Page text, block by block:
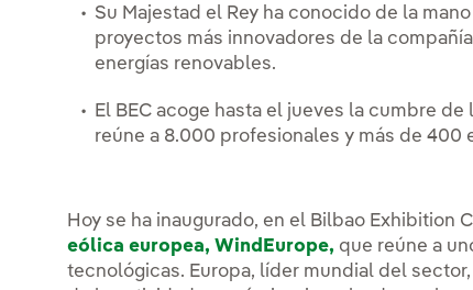
Su Majestad el Rey ha conocido de la
proyectos más innovadores de la
energías renovables.
El BEC acoge hasta el jueves la cumbre
reúne a 8.000 profesionales y más de 400
Hoy se ha inaugurado, en el Bilbao Exhibition
eólica europea, WindEurope, que reúne a
tecnológicas. Europa, líder mundial del